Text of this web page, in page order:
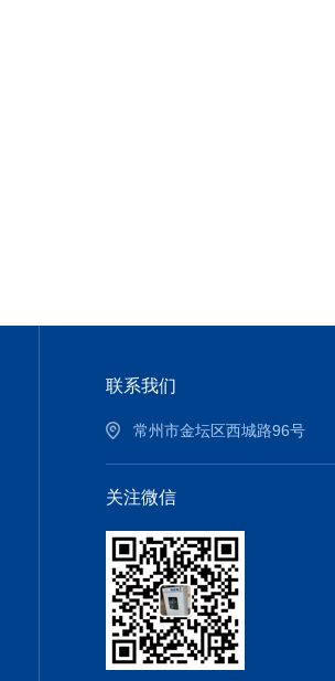
联系我们
常州市金坛区西城路96号
关注微信